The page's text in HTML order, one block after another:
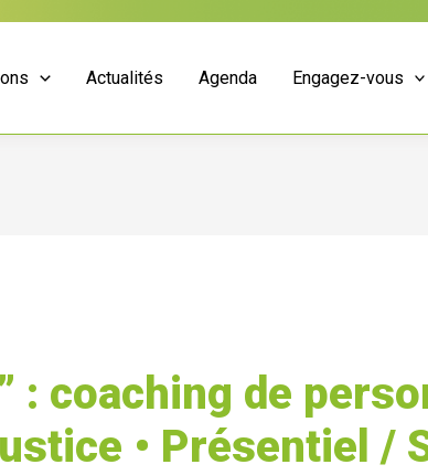
Actualités Agenda Engagez-vous
: coaching de
• Présentiel /